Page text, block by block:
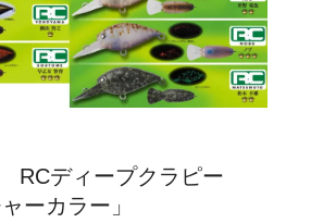
RCディープクラピー
ーカラー」